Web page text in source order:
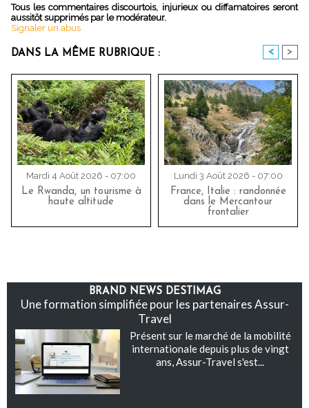
Tous les commentaires discourtois, injurieux ou diffamatoires seront
aussitôt supprimés par le modérateur.
Signaler un abus
DANS LA MÊME RUBRIQUE : < >
Mardi 4 Août 2026 - 07:00
Le Rwanda, un tourisme à
haute altitude
Lundi 3 Août 2026 - 07:00
France, Italie : randonnée
dans le Mercantour
frontalier
BRAND NEWS DESTIMAG
Une formation simplifiée pour les partenaires Assur-
Travel
Présent sur le marché de la mobilité
internationale depuis plus de vingt
ans, Assur-Travel s'est...